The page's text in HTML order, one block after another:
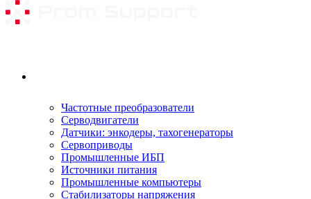
Частотные преобразователи
Серводвигатели
Датчики: энкодеры, тахогенераторы
Сервоприводы
Промышленные ИБП
Источники питания
Промышленные компьютеры
Стабилизаторы напряжения